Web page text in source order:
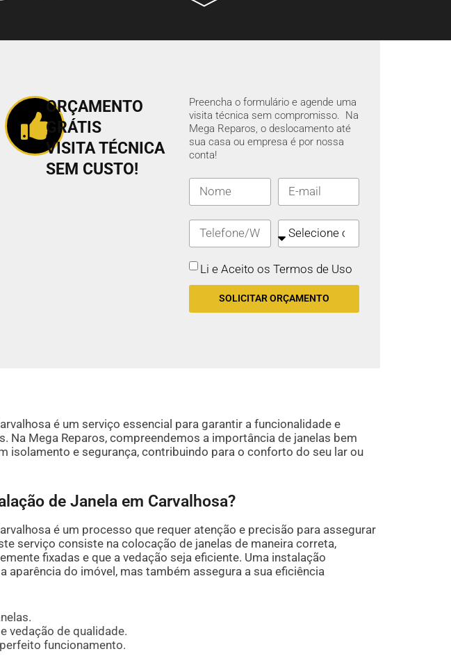
ORÇAMENTO
GRÁTIS
VISITA TÉCNICA
SEM CUSTO!
Preencha o formulário e agende uma
visita técnica sem compromisso. Na
Mega Reparos, o deslocamento até
sua casa ou empresa é por nossa
conta!
Li e Aceito os Termos de Uso
SOLICITAR ORÇAMENTO
é um serviço essencial para garantir a funcionalidade e
Na Mega Reparos, compreendemos a importância de janelas bem
isolamento e segurança, contribuindo para o conforto do seu lar ou
de Janela em Carvalhosa?
é um processo que requer atenção e precisão para assegurar
serviço consiste na colocação de janelas de maneira correta,
fixadas e que a vedação seja eficiente. Uma instalação
aparência do imóvel, mas também assegura a sua eficiência
vedação de qualidade.
funcionamento.